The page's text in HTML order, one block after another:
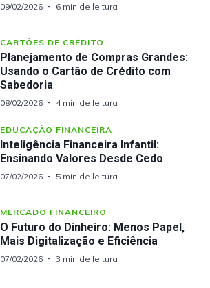
09/02/2026 6 min de leitura
CARTÕES DE CRÉDITO
Planejamento de Compras Grandes:
Usando o Cartão de Crédito com
Sabedoria
08/02/2026 4 min de leitura
EDUCAÇÃO FINANCEIRA
Inteligência Financeira Infantil:
Ensinando Valores Desde Cedo
07/02/2026 5 min de leitura
MERCADO FINANCEIRO
O Futuro do Dinheiro: Menos Papel,
Mais Digitalização e Eficiência
07/02/2026 3 min de leitura